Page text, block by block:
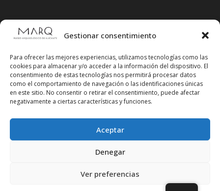
Gestionar consentimiento
Para ofrecer las mejores experiencias, utilizamos tecnologías como las
cookies para almacenar y/o acceder a la información del dispositivo. El
consentimiento de estas tecnologías nos permitirá procesar datos
como el comportamiento de navegación o las identificaciones únicas
en este sitio. No consentir o retirar el consentimiento, puede afectar
negativamente a ciertas características y funciones.
Aceptar
Denegar
Ver preferencias
Síguenos en redes sociales